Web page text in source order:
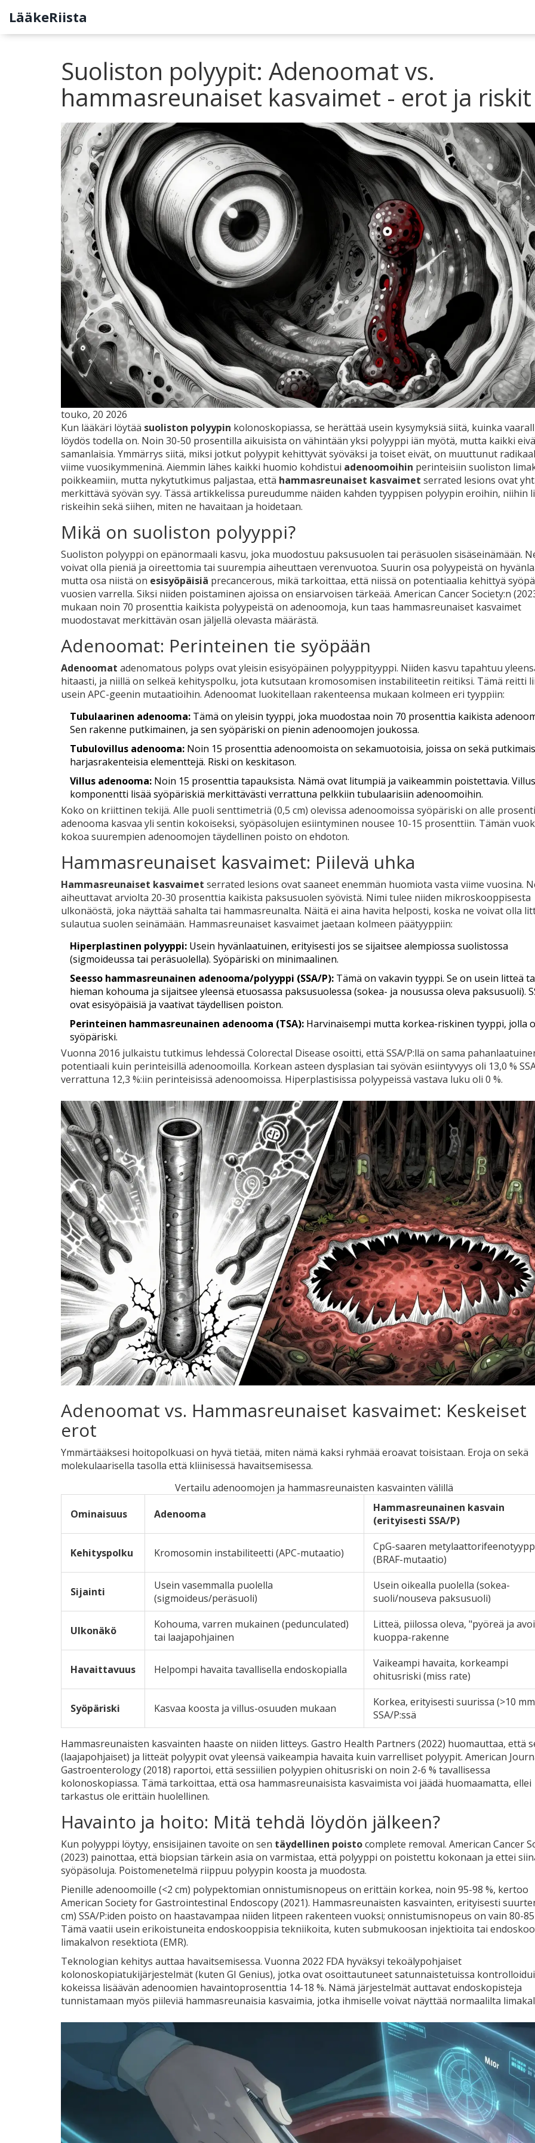
LääkeRiista
Suoliston polyypit: Adenoomat vs.
hammasreunaiset kasvaimet - erot ja riskit
touko, 20 2026
Kun lääkäri löytää suoliston polyypin kolonoskopiassa, se herättää usein kysymyksiä siitä, kuinka
löydös todella on. Noin 30-50 prosentilla aikuisista on vähintään yksi polyyppi iän myötä, mutta kaikki
samanlaisia. Ymmärrys siitä, miksi jotkut polyypit kehittyvät syöväksi ja toiset eivät, on muuttunut
viime vuosikymmeninä. Aiemmin lähes kaikki huomio kohdistui adenoomoihin perinteisiin suoliston
poikkeamiin, mutta nykytutkimus paljastaa, että hammasreunaiset kasvaimet serrated lesions ovat
merkittävä syövän syy. Tässä artikkelissa pureudumme näiden kahden tyyppisen polyypin eroihin, niihin
riskeihin sekä siihen, miten ne havaitaan ja hoidetaan.
Mikä on suoliston polyyppi?
Suoliston polyyppi on epänormaali kasvu, joka muodostuu paksusuolen tai peräsuolen sisäseinämään.
voivat olla pieniä ja oireettomia tai suurempia aiheuttaen verenvuotoa. Suurin osa polyypeistä on
mutta osa niistä on esisyöpäisiä precancerous, mikä tarkoittaa, että niissä on potentiaalia kehittyä
vuosien varrella. Siksi niiden poistaminen ajoissa on ensiarvoisen tärkeää. American Cancer Society:n
mukaan noin 70 prosenttia kaikista polyypeistä on adenoomoja, kun taas hammasreunaiset kasvaimet
muodostavat merkittävän osan jäljellä olevasta määrästä.
Adenoomat: Perinteinen tie syöpään
Adenoomat adenomatous polyps ovat yleisin esisyöpäinen polyyppityyppi. Niiden kasvu tapahtuu
hitaasti, ja niillä on selkeä kehityspolku, jota kutsutaan kromosomisen instabiliteetin reitiksi. Tämä reitti
usein APC-geenin mutaatioihin. Adenoomat luokitellaan rakenteensa mukaan kolmeen eri tyyppiin:
Tubulaarinen adenooma: Tämä on yleisin tyyppi, joka muodostaa noin 70 prosenttia kaikista
Sen rakenne putkimainen, ja sen syöpäriski on pienin adenoomojen joukossa.
Tubulovillus adenooma: Noin 15 prosenttia adenoomoista on sekamuotoisia, joissa on sekä
harjasrakenteisia elementtejä. Riski on keskitason.
Villus adenooma: Noin 15 prosenttia tapauksista. Nämä ovat litumpiä ja vaikeammin poistettavia.
komponentti lisää syöpäriskiä merkittävästi verrattuna pelkkiin tubulaarisiin adenoomoihin.
Koko on kriittinen tekijä. Alle puoli senttimetriä (0,5 cm) olevissa adenoomoissa syöpäriski on alle
adenooma kasvaa yli sentin kokoiseksi, syöpäsolujen esiintyminen nousee 10-15 prosenttiin. Tämän
kokoa suurempien adenoomojen täydellinen poisto on ehdoton.
Hammasreunaiset kasvaimet: Piilevä uhka
Hammasreunaiset kasvaimet serrated lesions ovat saaneet enemmän huomiota vasta viime vuosina.
aiheuttavat arviolta 20-30 prosenttia kaikista paksusuolen syövistä. Nimi tulee niiden mikroskooppisesta
ulkonäöstä, joka näyttää sahalta tai hammasreunalta. Näitä ei aina havita helposti, koska ne voivat olla
sulautua suolen seinämään. Hammasreunaiset kasvaimet jaetaan kolmeen päätyyppiin:
Hiperplastinen polyyppi: Usein hyvänlaatuinen, erityisesti jos se sijaitsee alempiossa suolistossa
(sigmoideussa tai peräsuolella). Syöpäriski on minimaalinen.
Seesso hammasreunainen adenooma/polyyppi (SSA/P): Tämä on vakavin tyyppi. Se on usein litteä
hieman kohouma ja sijaitsee yleensä etuosassa paksusuolessa (sokea- ja nousussa oleva paksusuoli).
ovat esisyöpäisiä ja vaativat täydellisen poiston.
Perinteinen hammasreunainen adenooma (TSA): Harvinaisempi mutta korkea-riskinen tyyppi, jolla
syöpäriski.
Vuonna 2016 julkaistu tutkimus lehdessä Colorectal Disease osoitti, että SSA/P:llä on sama
potentiaali kuin perinteisillä adenoomoilla. Korkean asteen dysplasian tai syövän esiintyvyys oli 13,0 %
verrattuna 12,3 %:iin perinteisissä adenoomoissa. Hiperplastisissa polyypeissä vastava luku oli 0 %.
Adenoomat vs. Hammasreunaiset kasvaimet: Keskeiset
erot
Ymmärtääksesi hoitopolkuasi on hyvä tietää, miten nämä kaksi ryhmää eroavat toisistaan. Eroja on sekä
molekulaarisella tasolla että kliinisessä havaitsemisessa.
Vertailu adenoomojen ja hammasreunaisten kasvainten välillä
Ominaisuus
Adenooma
Hammasreunainen kasvain
(erityisesti SSA/P)
Kehityspolku Kromosomin instabiliteetti (APC-mutaatio)
CpG-saaren
(BRAF-mutaatio)
Sijainti
Usein vasemmalla puolella
(sigmoideus/peräsuoli)
Usein oikealla puolella (sokea-
suoli/nouseva paksusuoli)
Ulkonäkö
Kohouma, varren mukainen (pedunculated)
tai laajapohjainen
Litteä, piilossa oleva, "pyöreä ja
kuoppa-rakenne
Havaittavuus Helpompi havaita tavallisella endoskopialla
Vaikeampi havaita, korkeampi
ohitusriski (miss rate)
Syöpäriski Kasvaa koosta ja villus-osuuden mukaan
Korkea, erityisesti suurissa (>10
SSA/P:ssä
Hammasreunaisten kasvainten haaste on niiden litteys. Gastro Health Partners (2022) huomauttaa, että
(laajapohjaiset) ja litteät polyypit ovat yleensä vaikeampia havaita kuin varrelliset polyypit. American
Gastroenterology (2018) raportoi, että sessiilien polyypien ohitusriski on noin 2-6 % tavallisessa
kolonoskopiassa. Tämä tarkoittaa, että osa hammasreunaisista kasvaimista voi jäädä huomaamatta, ellei
tarkastus ole erittäin huolellinen.
Havainto ja hoito: Mitä tehdä löydön jälkeen?
Kun polyyppi löytyy, ensisijainen tavoite on sen täydellinen poistocomplete removal. American Cancer
(2023) painottaa, että biopsian tärkein asia on varmistaa, että polyyppi on poistettu kokonaan ja ettei
syöpäsoluja. Poistomenetelmä riippuu polyypin koosta ja muodosta.
Pienille adenoomoille (<2 cm) polypektomian onnistumisnopeus on erittäin korkea, noin 95-98 %, kertoo
American Society for Gastrointestinal Endoscopy (2021). Hammasreunaisten kasvainten, erityisesti
cm) SSA/P:iden poisto on haastavampaa niiden litpeen rakenteen vuoksi; onnistumisnopeus on vain 80-85
Tämä vaatii usein erikoistuneita endoskooppisia tekniikoita, kuten submukoosan injektioita tai
limakalvon resektiota (EMR).
Teknologian kehitys auttaa havaitsemisessa. Vuonna 2022 FDA hyväksyi tekoälypohjaiset
kolonoskopiatukijärjestelmät (kuten GI Genius), jotka ovat osoittautuneet satunnaistetuissa
kokeissa lisäävän adenoomien havaintoprosenttia 14-18 %. Nämä järjestelmät auttavat endoskopisteja
tunnistamaan myös piileviä hammasreunaisia kasvaimia, jotka ihmiselle voivat näyttää normaalilta